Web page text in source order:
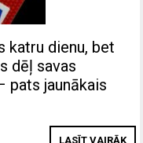
katru dienu, bet
dēļ savas
pats jaunākais
LASĪT VAIRĀK